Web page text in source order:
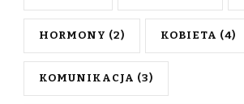
HORMONY (2) KOBIETA (4)
KOMUNIKACJA (3)